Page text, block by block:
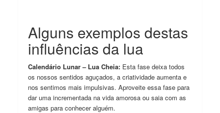
Alguns exemplos destas
influências da lua
Calendário Lunar – Lua Cheia: Esta fase deixa todos
os nossos sentidos aguçados, a criatividade aumenta e
nos sentimos mais impulsivas. Aproveite essa fase para
dar uma incrementada na vida amorosa ou saia com as
amigas para conhecer alguém.